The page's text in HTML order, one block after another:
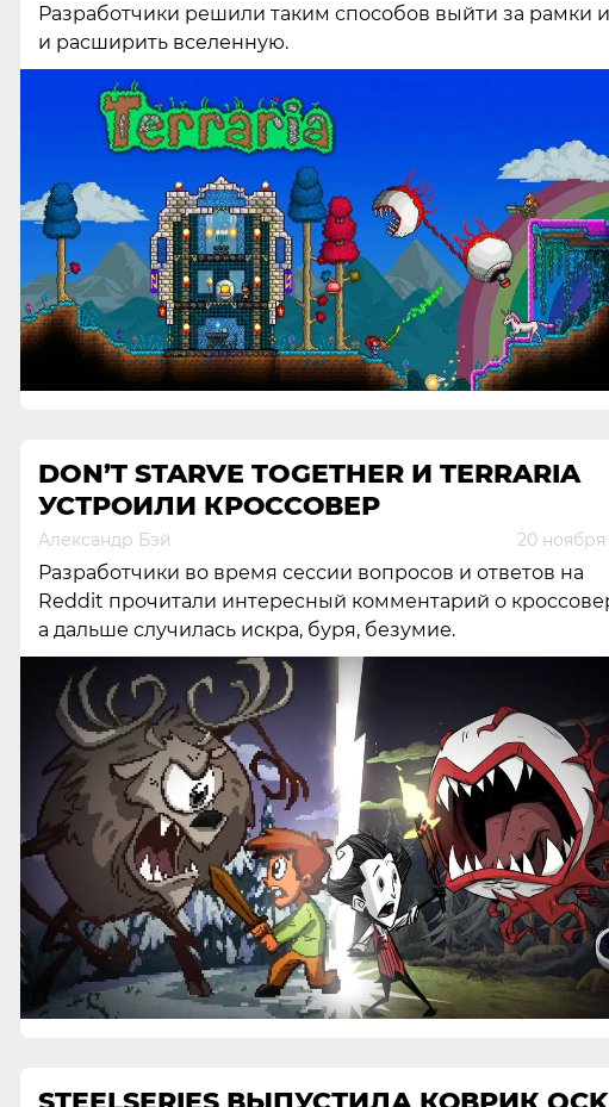
Разработчики решили таким способов выйти за рамки
и расширить вселенную.
DON’T STARVE TOGETHER И TERRARIA
УСТРОИЛИ КРОССОВЕР
Александр Бэй 20 ноября
Разработчики во время сессии вопросов и ответов на
Reddit прочитали интересный комментарий о
а дальше случилась искра, буря, безумие.